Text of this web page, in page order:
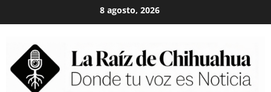
to
8 agosto, 2026